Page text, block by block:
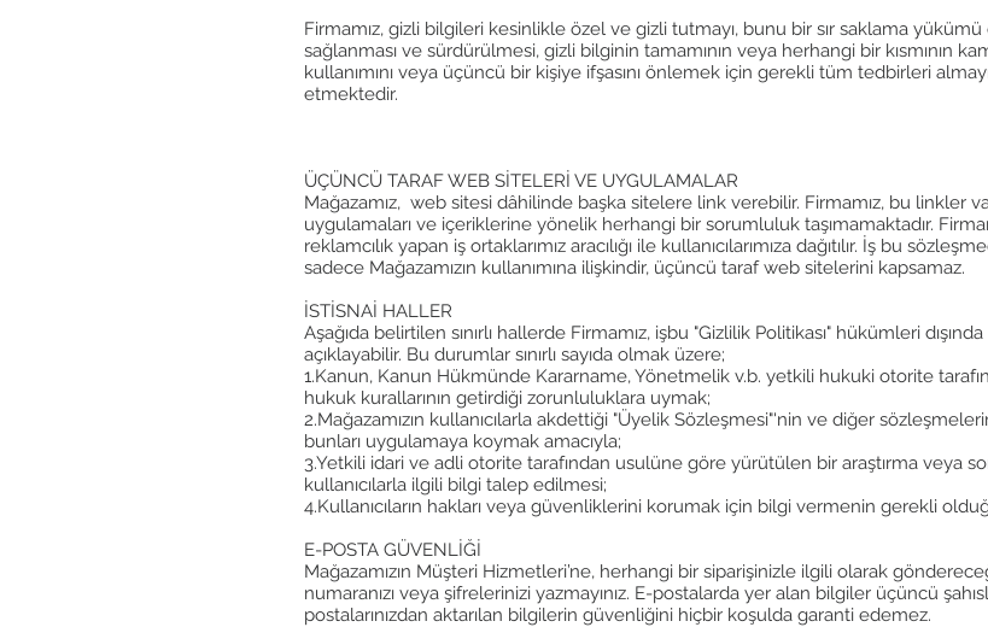
Firmamız, gizli bilgileri kesinlikle özel ve gizli tutmayı, bunu bir sır saklama
sağlanması ve sürdürülmesi, gizli bilginin tamamının veya herhangi bir kısmının
kullanımını veya üçüncü bir kişiye ifşasını önlemek için gerekli tüm tedbirleri
etmektedir.
ÜÇÜNCÜ TARAF WEB SİTELERİ VE UYGULAMALAR
Mağazamız, web sitesi dâhilinde başka sitelere link verebilir. Firmamız, bu linkler
uygulamaları ve içeriklerine yönelik herhangi bir sorumluluk taşımamaktadır.
reklamcılık yapan iş ortaklarımız aracılığı ile kullanıcılarımıza dağıtılır. İş bu
sadece Mağazamızın kullanımına ilişkindir, üçüncü taraf web sitelerini kapsamaz.
İSTİSNAİ HALLER
Aşağıda belirtilen sınırlı hallerde Firmamız, işbu "Gizlilik Politikası" hükümleri
açıklayabilir. Bu durumlar sınırlı sayıda olmak üzere;
1.Kanun, Kanun Hükmünde Kararname, Yönetmelik v.b. yetkili hukuki otorite
hukuk kurallarının getirdiği zorunluluklara uymak;
2.Mağazamızın kullanıcılarla akdettiği "Üyelik Sözleşmesi"'nin ve diğer
bunları uygulamaya koymak amacıyla;
3.Yetkili idari ve adli otorite tarafından usulüne göre yürütülen bir araştırma veya
kullanıcılarla ilgili bilgi talep edilmesi;
4.Kullanıcıların hakları veya güvenliklerini korumak için bilgi vermenin gerekli
E-POSTA GÜVENLİĞİ
Mağazamızın Müşteri Hizmetleri’ne, herhangi bir siparişinizle ilgili olarak
numaranızı veya şifrelerinizi yazmayınız. E-postalarda yer alan bilgiler üçüncü
postalarınızdan aktarılan bilgilerin güvenliğini hiçbir koşulda garanti edemez.